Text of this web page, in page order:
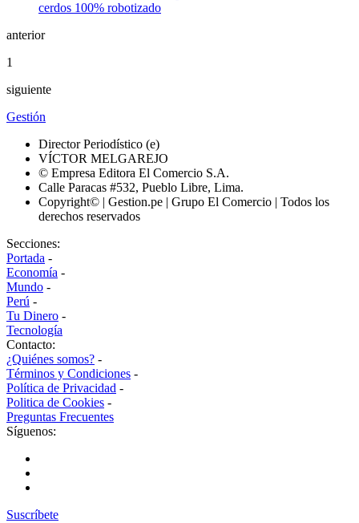
anterior
1
siguiente
Gestión
Director Periodístico (e)
VÍCTOR MELGAREJO
© Empresa Editora El Comercio S.A.
Calle Paracas #532, Pueblo Libre, Lima.
Copyright© | Gestion.pe | Grupo El Comercio | Todos los
derechos reservados
Secciones:
Portada -
Economía -
Mundo -
Perú -
Tu Dinero -
Tecnología
Contacto:
¿Quiénes somos? -
Términos y Condiciones -
Política de Privacidad -
Politica de Cookies -
Preguntas Frecuentes
Síguenos:
Suscríbete